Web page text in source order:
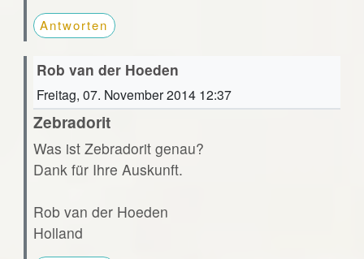
Antworten
Rob van der Hoeden
Freitag, 07. November 2014 12:37
Zebradorit
Was ist Zebradorit genau?
Dank für Ihre Auskunft.
Rob van der Hoeden
Holland